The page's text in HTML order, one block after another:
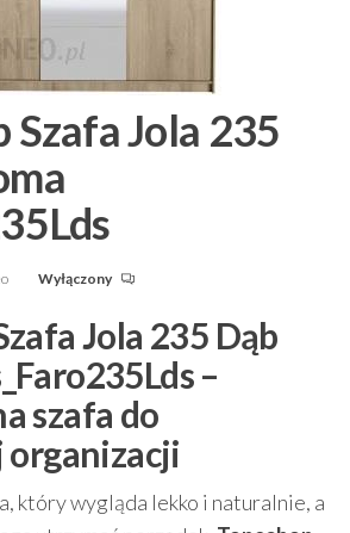
Szafa Jola 235
Wyłączony
Jola 235 Dąb
–
szafa do
organizacji
który wygląda lekko i naturalnie, a